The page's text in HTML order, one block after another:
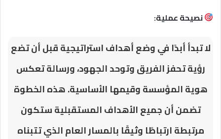
نصيحة عملية:
لا تبدأ أبدًا في وضع أهداف استراتيجية قبل أن تضع
رؤية تحفز الفريق وتوحد الجهود، ورسالة تعكس
هوية المؤسسة وقيمها الأساسية. هذه الخطوة
تضمن أن جميع الأهداف المستقبلية ستكون
مرتبطة ارتباطًا وثيقًا بالمسار العام الذي تتبناه